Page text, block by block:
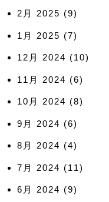
2月 2025 (9)
1月 2025 (7)
12月 2024 (10)
11月 2024 (6)
10月 2024 (8)
9月 2024 (6)
8月 2024 (4)
7月 2024 (11)
6月 2024 (9)